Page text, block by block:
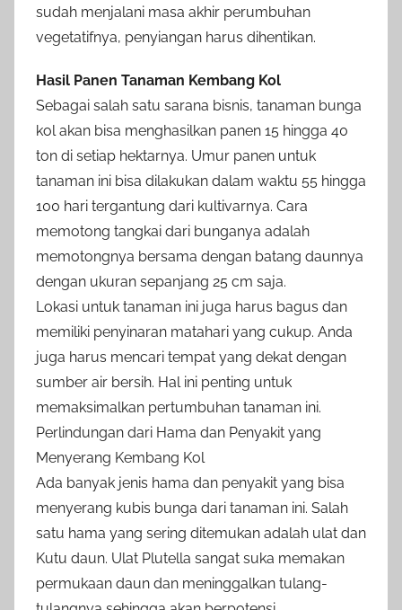
sudah menjalani masa akhir perumbuhan
vegetatifnya, penyiangan harus dihentikan.
Hasil Panen Tanaman Kembang Kol
Sebagai salah satu sarana bisnis, tanaman bunga
kol akan bisa menghasilkan panen 15 hingga 40
ton di setiap hektarnya. Umur panen untuk
tanaman ini bisa dilakukan dalam waktu 55 hingga
100 hari tergantung dari kultivarnya. Cara
memotong tangkai dari bunganya adalah
memotongnya bersama dengan batang daunnya
dengan ukuran sepanjang 25 cm saja.
Lokasi untuk tanaman ini juga harus bagus dan
memiliki penyinaran matahari yang cukup. Anda
juga harus mencari tempat yang dekat dengan
sumber air bersih. Hal ini penting untuk
memaksimalkan pertumbuhan tanaman ini.
Perlindungan dari Hama dan Penyakit yang
Menyerang Kembang Kol
Ada banyak jenis hama dan penyakit yang bisa
menyerang kubis bunga dari tanaman ini. Salah
satu hama yang sering ditemukan adalah ulat dan
Kutu daun. Ulat Plutella sangat suka memakan
permukaan daun dan meninggalkan tulang-